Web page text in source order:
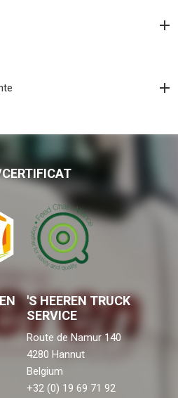
'S HEEREN TRUCK
SERVICE
Route de Namur 140
4280 Hannut
Belgium
+32 (0) 19 69 71 92